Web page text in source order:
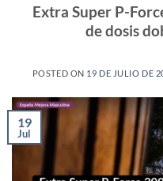
Extra Super P-
de dosis
POSTED ON 19 DE JULIO DE
19
Jul